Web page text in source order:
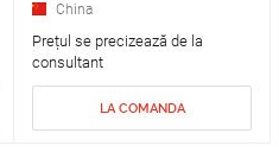
China
Prețul se precizează de la
consultant
LA COMANDA